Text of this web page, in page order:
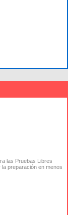
las Pruebas Libres
preparación en menos